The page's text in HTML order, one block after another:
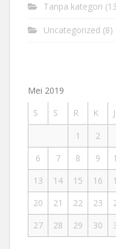
Tanpa kategori
Uncategorized (8)
Mei 2019
S
S R K J
1
2
6
7 8 9
13
14 15 16
20
21 22 23
27
28 29 30